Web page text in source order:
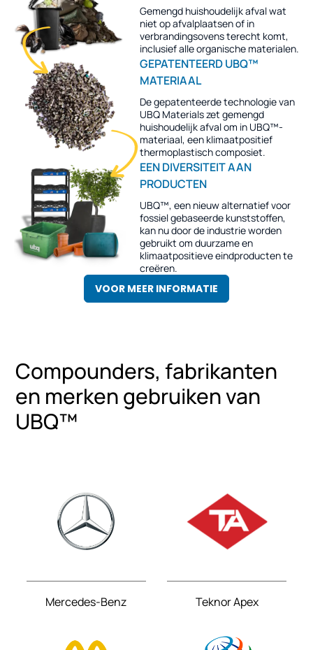
Gemengd huishoudelijk afval wat
niet op afvalplaatsen of in
verbrandingsovens terecht komt,
inclusief alle organische materialen.
GEPATENTEERD UBQ™
MATERIAAL
De gepatenteerde technologie van
UBQ Materials zet gemengd
huishoudelijk afval om in UBQ™-
materiaal, een klimaatpositief
thermoplastisch composiet.
EEN DIVERSITEIT AAN
PRODUCTEN
UBQ™, een nieuw alternatief voor
fossiel gebaseerde kunststoffen,
kan nu door de industrie worden
gebruikt om duurzame en
klimaatpositieve eindproducten te
creëren.
VOOR MEER INFORMATIE
Compounders, fabrikanten
en merken gebruiken van
UBQ™
Mercedes-Benz Teknor Apex